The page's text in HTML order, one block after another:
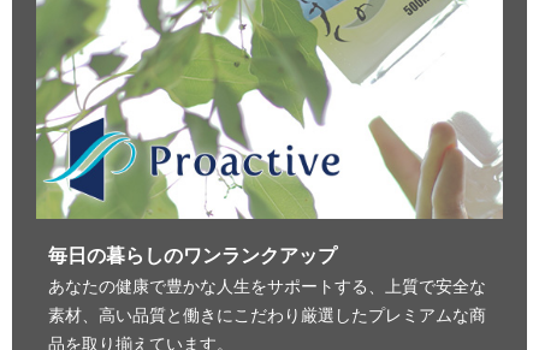
毎日の暮らしのワンランクアップ
あなたの健康で豊かな人生をサポートする、上質で安全な
素材、高い品質と働きにこだわり厳選したプレミアムな商
品を取り揃えています。